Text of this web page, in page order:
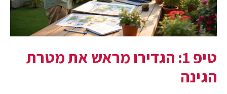
טיפ 1: הגדירו מראש את מטרת
הגינה